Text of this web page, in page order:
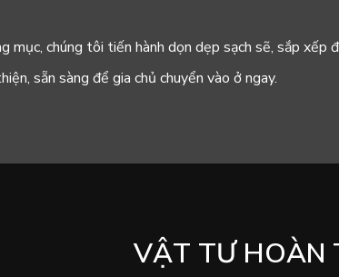
mục, chúng tôi tiến hành dọn dẹp sạch sẽ, sắp xếp
sẵn sàng để gia chủ chuyển vào ở ngay.
VẬT TƯ HOÀN